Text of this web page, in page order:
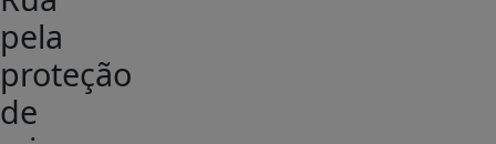
pela
proteção
de